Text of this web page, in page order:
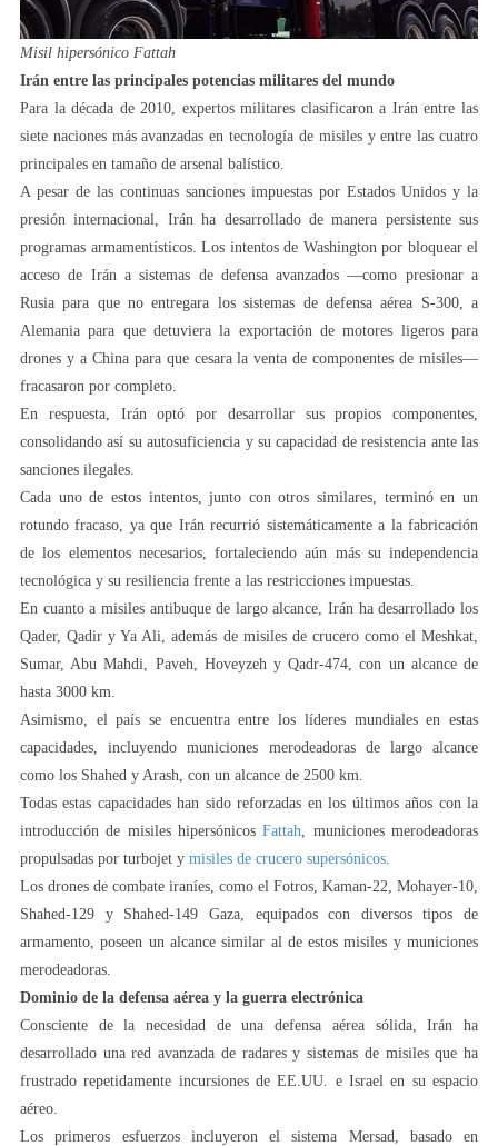
Misil hipersónico Fattah
Irán entre las principales potencias militares del mundo
Para la década de 2010, expertos militares clasificaron a Irán entre las
siete naciones más avanzadas en tecnología de misiles y entre las cuatro
principales en tamaño de arsenal balístico.
A pesar de las continuas sanciones impuestas por Estados Unidos y la
presión internacional, Irán ha desarrollado de manera persistente sus
programas armamentísticos. Los intentos de Washington por bloquear el
acceso de Irán a sistemas de defensa avanzados —como presionar a
Rusia para que no entregara los sistemas de defensa aérea S-300, a
Alemania para que detuviera la exportación de motores ligeros para
drones y a China para que cesara la venta de componentes de misiles—
fracasaron por completo.
En respuesta, Irán optó por desarrollar sus propios componentes,
consolidando así su autosuficiencia y su capacidad de resistencia ante las
sanciones ilegales.
Cada uno de estos intentos, junto con otros similares, terminó en un
rotundo fracaso, ya que Irán recurrió sistemáticamente a la fabricación
de los elementos necesarios, fortaleciendo aún más su independencia
tecnológica y su resiliencia frente a las restricciones impuestas.
En cuanto a misiles antibuque de largo alcance, Irán ha desarrollado los
Qader, Qadir y Ya Ali, además de misiles de crucero como el Meshkat,
Sumar, Abu Mahdi, Paveh, Hoveyzeh y Qadr-474, con un alcance de
hasta 3000 km.
Asimismo, el país se encuentra entre los líderes mundiales en estas
capacidades, incluyendo municiones merodeadoras de largo alcance
como los Shahed y Arash, con un alcance de 2500 km.
Todas estas capacidades han sido reforzadas en los últimos años con la
introducción de misiles hipersónicosFattah , municiones merodeadoras
propulsadas por turbojet y misiles de crucero supersónicos
Los drones de combate iraníes, como el Fotros, Kaman-22, Mohayer-10,
Shahed-129 y Shahed-149 Gaza, equipados con diversos tipos de
armamento, poseen un alcance similar al de estos misiles y municiones
merodeadoras.
Dominio de la defensa aérea y la guerra electrónica
Consciente de la necesidad de una defensa aérea sólida, Irán ha
desarrollado una red avanzada de radares y sistemas de misiles que ha
frustrado repetidamente incursiones de EE.UU. e Israel en su espacio
aéreo.
Los primeros esfuerzos incluyeron el sistema Mersad, basado en